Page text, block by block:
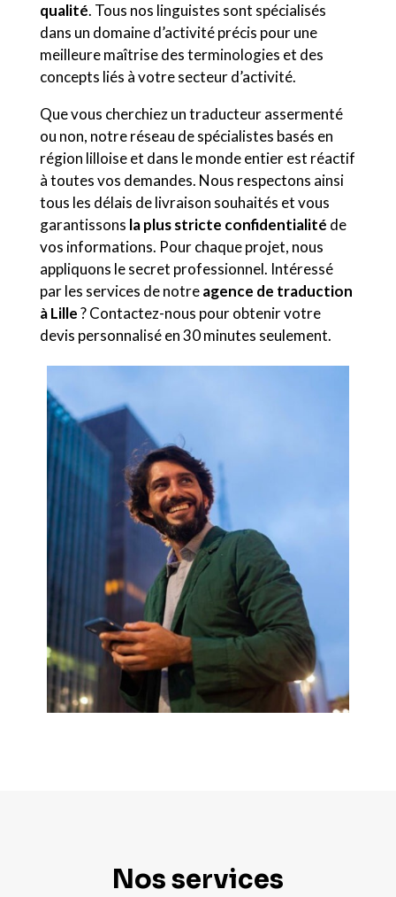
qualité. Tous nos linguistes sont spécialisés
dans un domaine d’activité précis pour une
meilleure maîtrise des terminologies et des
concepts liés à votre secteur d’activité.
Que vous cherchiez un traducteur assermenté
ou non, notre réseau de spécialistes basés en
région lilloise et dans le monde entier est réactif
à toutes vos demandes. Nous respectons ainsi
tous les délais de livraison souhaités et vous
garantissons la plus stricte confidentialité de
vos informations. Pour chaque projet, nous
appliquons le secret professionnel. Intéressé
par les services de notreagence de traduction
à Lille? Contactez-nous pour obtenir votre
devis personnalisé en 30 minutes seulement.
Nos services